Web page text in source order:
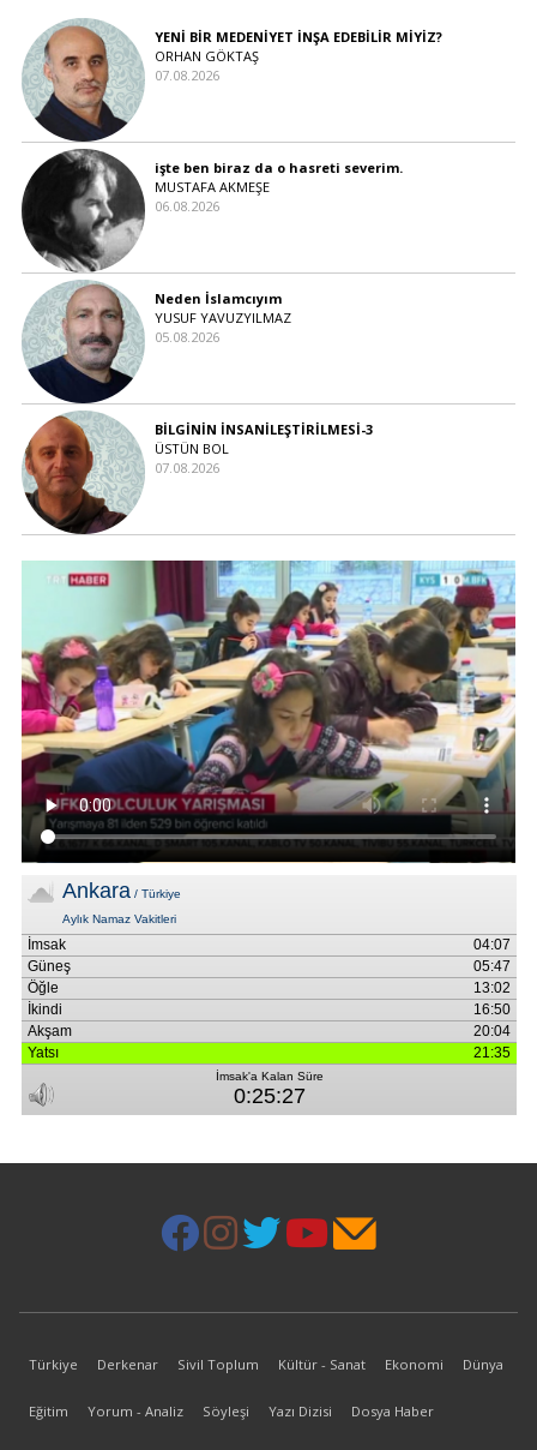
YENİ BİR MEDENİYET İNŞA EDEBİLİR MİYİZ?
ORHAN GÖKTAŞ
07.08.2026
işte ben biraz da o hasreti severim.
MUSTAFA AKMEŞE
06.08.2026
Neden İslamcıyım
YUSUF YAVUZYILMAZ
05.08.2026
BİLGİNİN İNSANİLEŞTİRİLMESİ-3
ÜSTÜN BOL
07.08.2026
Türkiye Derkenar Sivil Toplum Kültür - Sanat Ekonomi Dünya
Eğitim Yorum - Analiz Söyleşi Yazı Dizisi Dosya Haber